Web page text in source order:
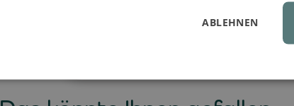
Anziehen. Dank der bequemen
sich Kinder frei bewegen – diese
ABLEHNEN